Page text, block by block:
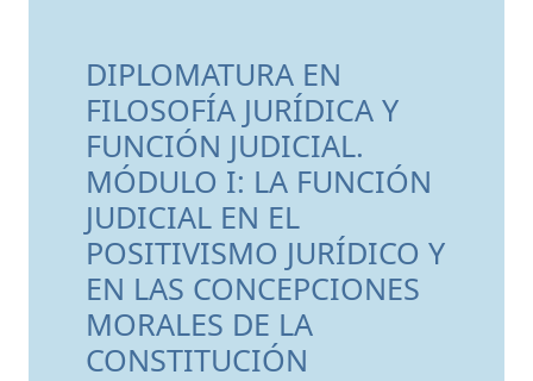
DIPLOMATURA EN
FILOSOFÍA JURÍDICA Y
FUNCIÓN JUDICIAL.
MÓDULO I: LA FUNCIÓN
JUDICIAL EN EL
POSITIVISMO JURÍDICO Y
EN LAS CONCEPCIONES
MORALES DE LA
CONSTITUCIÓN